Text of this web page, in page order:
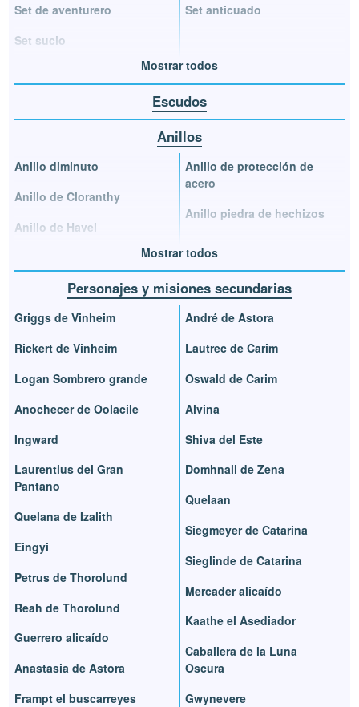
Set de aventurero
Set sucio
Set anticuado
Mostrar todos
Escudos
Anillos
Anillo diminuto
Anillo de Cloranthy
Anillo de Havel
Anillo de protección de
acero
Anillo piedra de hechizos
Mostrar todos
Personajes y misiones secundarias
Griggs de Vinheim
Rickert de Vinheim
Logan Sombrero grande
Anochecer de Oolacile
Ingward
Laurentius del Gran
Pantano
Quelana de Izalith
Eingyi
Petrus de Thorolund
Reah de Thorolund
Guerrero alicaído
Anastasia de Astora
Frampt el buscarreyes
André de Astora
Lautrec de Carim
Oswald de Carim
Alvina
Shiva del Este
Domhnall de Zena
Quelaan
Siegmeyer de Catarina
Sieglinde de Catarina
Mercader alicaído
Kaathe el Asediador
Caballera de la Luna
Oscura
Gwynevere